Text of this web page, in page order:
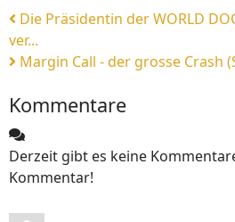
Die Präsidentin der WORLD
ver...
Margin Call - der grosse Crash
Kommentare
Derzeit gibt es keine
Kommentar!